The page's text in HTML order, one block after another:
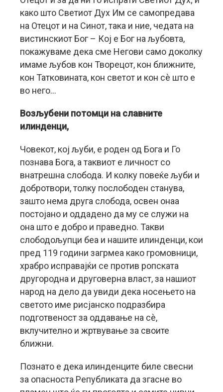
како што Светиот Дух Им се самопредава
на Отецот и на Синот, така и ние, чедата на
вистинскиот Бог – Кој е Бог на љубовта,
покажуваме дека сме Негови само доколку
имаме љубов кон Творецот, кон ближните,
кон Татковината, кон светот и кон сè што е
во него…
Возљубени потомци на славните
илинденци,
Човекот, кој љуби, е роден од Бога и Го
познава Бога, а таквиот е личност со
внатрешна слобода. И колку повеќе љуби и
добротвори, толку послободен станува,
зашто нема друга слобода, освен онаа
постојано и оддадено да му се служи на
она што е добро и праведно. Такви
слободољупци беа и нашите илинденци, кои
пред 119 години загрмеа како громовници,
храбро исправајќи се против ропската
другородна и друговерна власт, за нашиот
народ на дело да увиди дека носењето на
светото име рисјанско подразбира
подготвеност за оддавање на сè,
вклучително и жртвување за своите
ближни.
Познато е дека илинденците биле свесни
за опасноста Републиката да згасне во